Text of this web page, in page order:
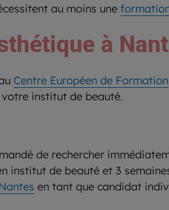
au moins une
à
Centre Européen de Formation
institut de beauté.
de rechercher
institut de beauté et 3
en tant que candidat